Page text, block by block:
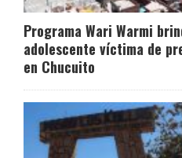
Programa Wari Warmi
adolescente víctima de
en Chucuito